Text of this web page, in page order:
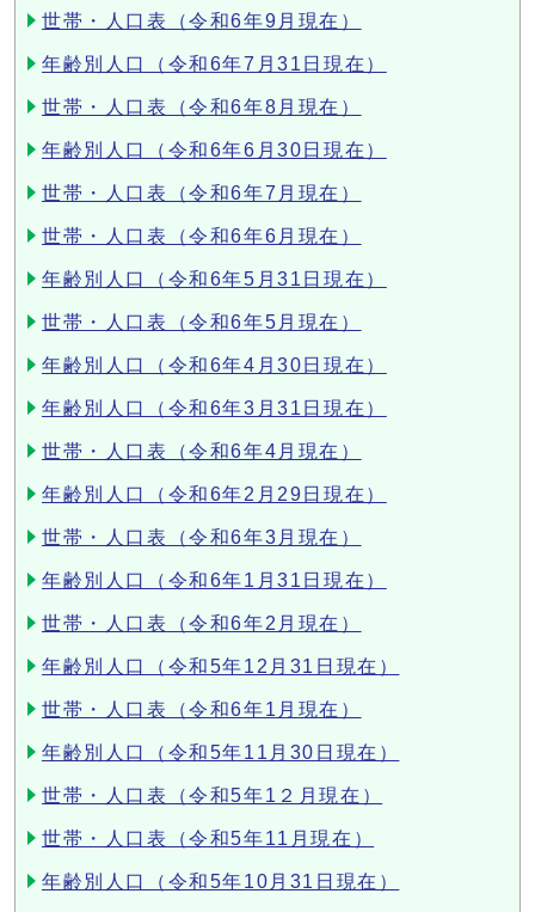
世帯・人口表（令和6年9月現在）
年齢別人口（令和6年7月31日現在）
世帯・人口表（令和6年8月現在）
年齢別人口（令和6年6月30日現在）
世帯・人口表（令和6年7月現在）
世帯・人口表（令和6年6月現在）
年齢別人口（令和6年5月31日現在）
世帯・人口表（令和6年5月現在）
年齢別人口（令和6年4月30日現在）
年齢別人口（令和6年3月31日現在）
世帯・人口表（令和6年4月現在）
年齢別人口（令和6年2月29日現在）
世帯・人口表（令和6年3月現在）
年齢別人口（令和6年1月31日現在）
世帯・人口表（令和6年2月現在）
年齢別人口（令和5年12月31日現在）
世帯・人口表（令和6年1月現在）
年齢別人口（令和5年11月30日現在）
世帯・人口表（令和5年1２月現在）
世帯・人口表（令和5年11月現在）
年齢別人口（令和5年10月31日現在）